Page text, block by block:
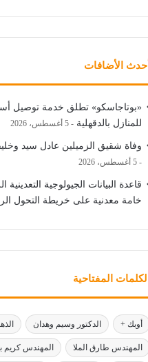
أحدث الأضافات
«بوتاجاسكو» تطلق خدمة توصيل
للمنازل بالدقهلية
5 أغسطس، 2026
وفاة شقيق الزميلين عادل سيد
5 أغسطس، 2026
خامة معدنية على خريطة التحول
الكلمات المفتاحية
أوبك + الدكتور وسيم وهدان
المهندس طارق الملا المهندس كريم